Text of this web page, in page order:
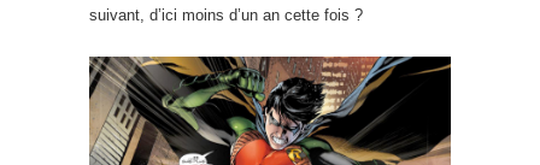
suivant, d’ici moins d’un an cette fois ?